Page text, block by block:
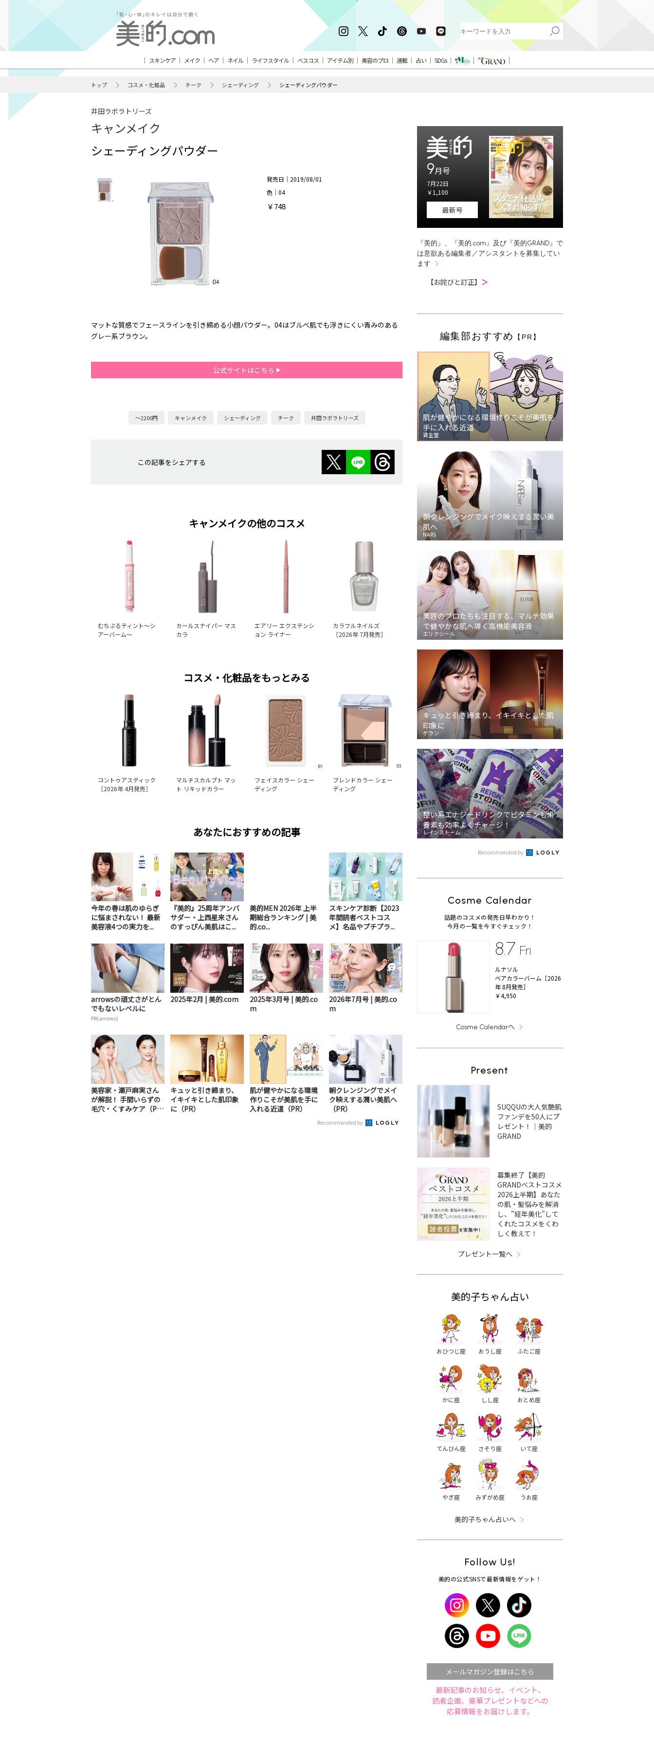
スキンケア メイク ヘア ネイル ライフスタイル ベスコス アイテム別 美容のプロ 連載 占い SDGs
トップ コスメ・化粧品 チーク シェーディング シェーディングパウダー
井田ラボラトリーズ
キャンメイク
シェーディングパウダー
発売日｜2019/08/01
色｜04
￥748
マットな質感でフェースラインを引き締める小顔パウダー。04はブルべ肌でも浮きにくい青みのある
グレー系ブラウン。
公式サイトはこちら
～2200円 キャンメイク シェーディング チーク 井田ラボラトリーズ
この記事をシェアする
キャンメイクの他のコスメ
むちぷるティント～シ
アーバーム～
カールスナイパー マス
カラ
エアリー エクステンシ
ョン ライナー
カラフルネイルズ
［2026年 7月発売］
コスメ・化粧品をもっとみる
コントゥアスティック
［2026年 4月発売］
マルチスカルプト マッ
ト リキッドカラー
フェイスカラー シェー
ディング
ブレンドカラー シェー
ディング
あなたにおすすめの記事
今年の春は肌のゆらぎ
に悩まされない！ 最新
美容液4つの実力を...
『美的』25周年アンバ
サダー・上西星来さん
のすっぴん美肌はこ...
美的MEN 2026年 上半
期総合ランキング | 美
的.co...
スキンケア診断【2023
年間読者ベストコス
メ】名品やプチプラ...
arrowsの頑丈さがとん
でもないレベルに
PR(arrows)
2025年2月 | 美的.com
2025年3月号 | 美的.co
m
2026年7月号 | 美的.co
m
美容家・瀬戸麻実さん
が解説！ 手間いらずの
毛穴・くすみケア（P
キュッと引き締まり、
イキイキとした肌印象
に（PR）
肌が健やかになる環境
作りこそが美肌を手に
入れる近道（PR）
朝クレンジングでメイ
ク映えする潤い美肌へ
（PR）
Recommended by
9月号
7月22日
￥1,100
最新号
『美的』、『美的.com』及び『美的GRAND』で
は意欲ある編集者／アシスタントを募集してい
ます
【お詫びと訂正】 ＞
編集部おすすめ 【PR】
肌が健やかになる環境作りこそが美肌を
手に入れる近道
資生堂
朝クレンジングでメイク映えする潤い美
肌へ
NARS
美容のプロたちも注目する、マルチ効果
で健やかな肌へ導く高機能美容液
エリクシール
キュッと引き締まり、イキイキとした肌
印象に
ゲラン
整い系エナジードリンクでビタミンも栄
養素も効率よくチャージ！
レインストーム
Recommended by
Cosme Calendar
話題のコスメの発売日早わかり！
今月の一覧を今すぐチェック！
8.7 Fri
ルナソル
ベアカラーバーム［2026
年 8月発売］
￥4,950
Cosme Calendarへ
Present
SUQQUの大人気艶肌
ファンデを50人にプ
レゼント！｜美的
GRAND
募集終了【美的
GRANDベストコスメ
2026上半期】あなた
の肌・髪悩みを解消
し、”経年美化”して
くれたコスメをくわ
しく教えて！
プレゼント一覧へ
美的子ちゃん占い
おひつじ座 おうし座 ふたご座
かに座 しし座 おとめ座
てんびん座 さそり座 いて座
やぎ座 みずがめ座 うお座
美的子ちゃん占いへ
Follow Us!
美的の公式SNSで最新情報をゲット！
メールマガジン登録はこちら
最新記事のお知らせ、イベント、
読者企画、豪華プレゼントなどへの
応募情報をお届けします。